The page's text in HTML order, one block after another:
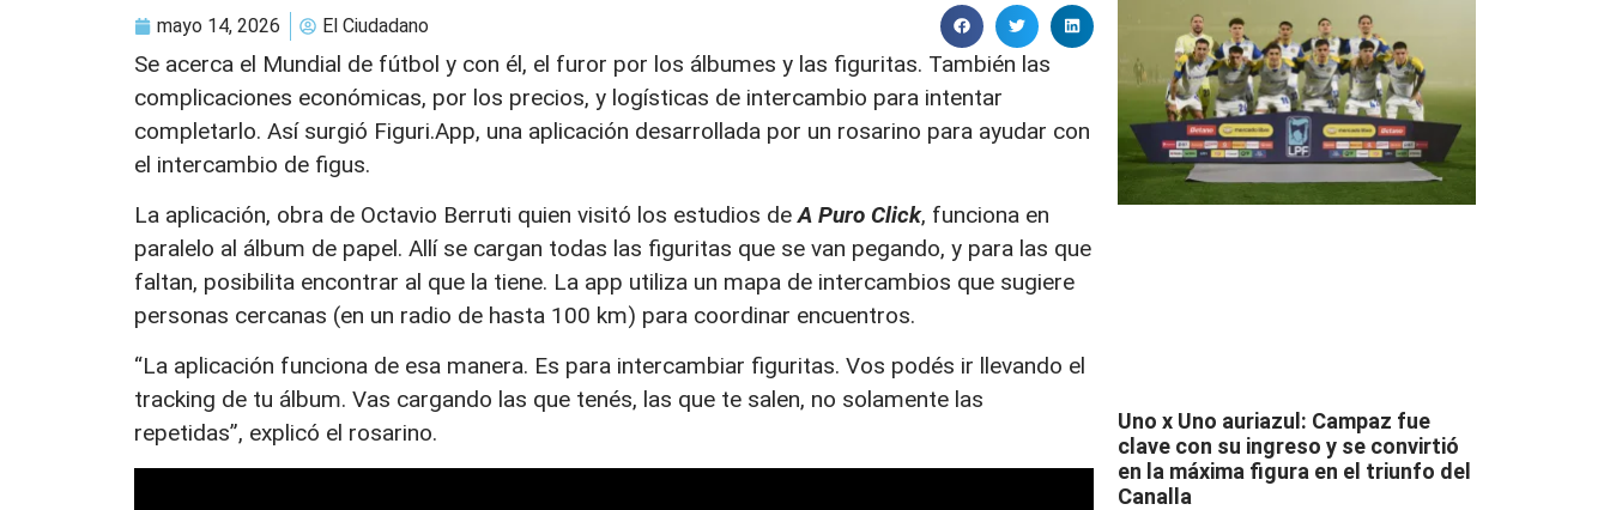
mayo 14, 2026 El Ciudadano
Se acerca el Mundial de fútbol y con él, el furor por los álbumes y las figuritas. También las
complicaciones económicas, por los precios, y logísticas de intercambio para intentar
completarlo. Así surgió Figuri.App, una aplicación desarrollada por un rosarino para ayudar con
el intercambio de figus.
La aplicación, obra de Octavio Berruti quien visitó los estudios deA Puro Click, funciona en
paralelo al álbum de papel. Allí se cargan todas las figuritas que se van pegando, y para las que
faltan, posibilita encontrar al que la tiene. La app utiliza un mapa de intercambios que sugiere
personas cercanas (en un radio de hasta 100 km) para coordinar encuentros.
“La aplicación funciona de esa manera. Es para intercambiar figuritas. Vos podés ir llevando el
tracking de tu álbum. Vas cargando las que tenés, las que te salen, no solamente las
repetidas”, explicó el rosarino.
Uno x Uno auriazul: Campaz fue
clave con su ingreso y se convirtió
en la máxima figura en el triunfo del
Canalla